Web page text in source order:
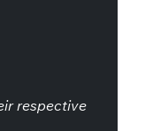
respective